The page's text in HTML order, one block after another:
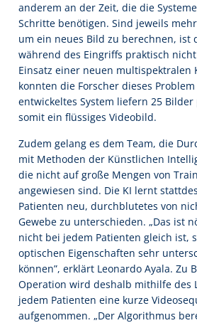
anderem an der Zeit, die die
Schritte benötigen. Sind jeweils
um ein neues Bild zu berechnen, ist
während des Eingriffs praktisch
Einsatz einer neuen multispektralen
konnten die Forscher dieses
entwickeltes System liefern 25
somit ein flüssiges Videobild.
Zudem gelang es dem Team, die
mit Methoden der Künstlichen
die nicht auf große Mengen von
angewiesen sind. Die KI lernt
Patienten neu, durchblutetes von
Gewebe zu unterschieden. „Das ist
nicht bei jedem Patienten gleich ist,
optischen Eigenschaften sehr
können”, erklärt Leonardo Ayala. Zu
Operation wird deshalb mithilfe des
jedem Patienten eine kurze
aufgenommen. „Der Algorithmus